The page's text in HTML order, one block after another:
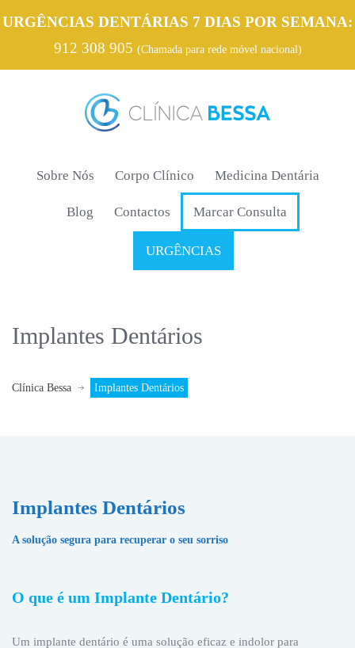
URGÊNCIAS DENTÁRIAS 7 DIAS POR SEMANA:
912 308 905 (Chamada para rede móvel nacional)
Sobre Nós Corpo Clínico Medicina Dentária
Blog Contactos Marcar Consulta
URGÊNCIAS
Implantes Dentários
Clínica Bessa Implantes Dentários
Implantes Dentários
A solução segura para recuperar o seu sorriso
O que é um Implante Dentário?
Um implante dentário é uma solução eficaz e indolor para